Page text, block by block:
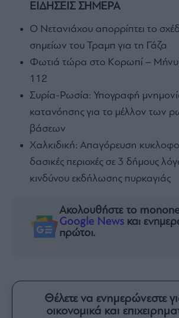
ΕΙΔΗΣΕΙΣ ΣΗΜΕΡΑ
Ο Νετανιάχου απορρίπτει το
σημείων του Τραμπ για τη Γάζα
Φωτιά τώρα στο Κορωπί –
112
Συρία-Ρωσία: Υπογραφή
κατανόησης για το μέλλον των
βάσεων
Χαλκιδική: Απαγόρευση
δασικές περιοχές σε 3 δήμους
κινδύνου εκδήλωσης πυρκαγιάς
Ακολουθήστε το
Google News και
πρώτοι.
Θέλετε να ενημερώνεστε
οικονομικά και